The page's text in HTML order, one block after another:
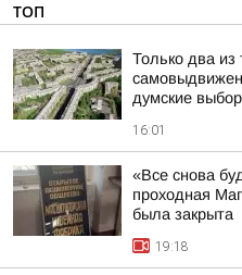
ТОП
Только два из
думские
16:01
«Все снова
проходная
была закрыта
19:18